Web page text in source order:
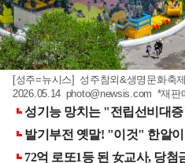
[성주=뉴시스] 성주참외&생명문화축
2026.05.14 photo@newsis.com *재판